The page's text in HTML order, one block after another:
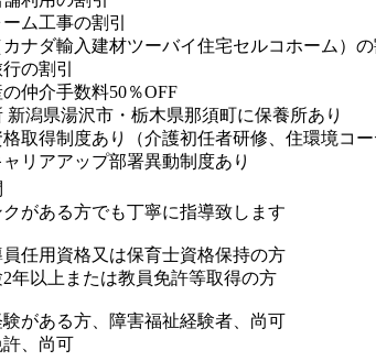
ーム工事の割引
カナダ輸入建材ツーバイ住宅セルコホーム）の
の割引
の仲介手数料50％OFF
新潟県湯沢市・栃木県那須町に保養所あり
格取得制度あり（介護初任者研修、住環境コー
ャリアアップ部署異動制度あり
がある方でも丁寧に指導致します
員任用資格又は保育士資格保持の方
年以上または教員免許等取得の方
がある方、障害福祉経験者、尚可
許、尚可